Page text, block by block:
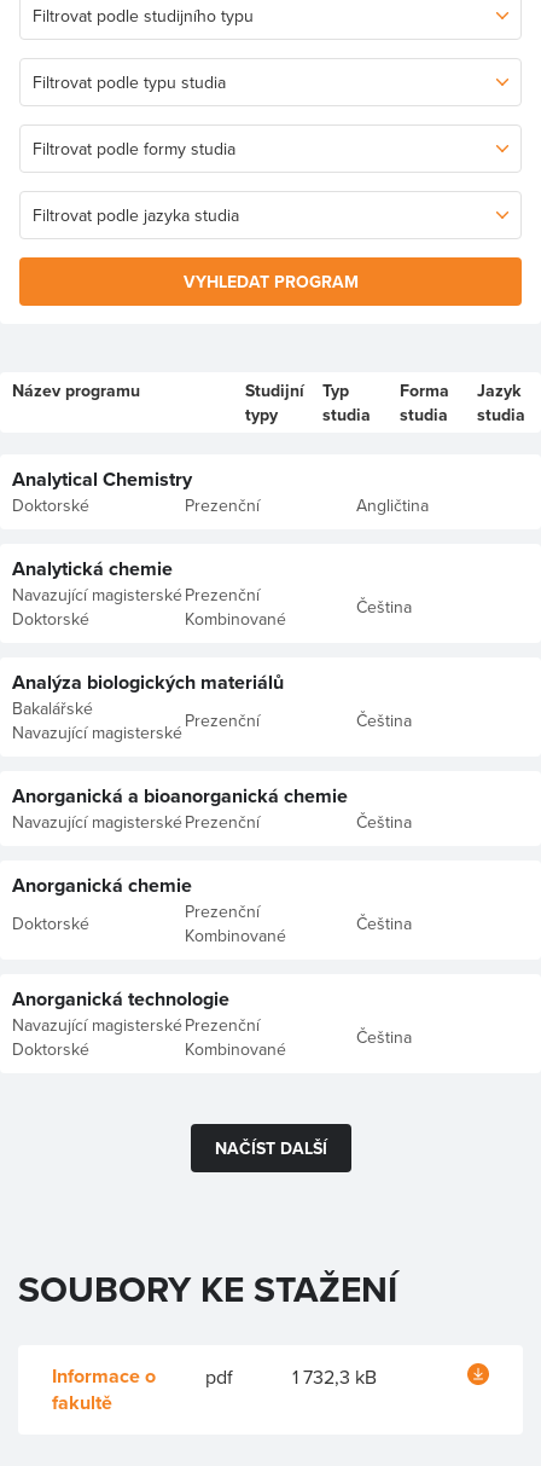
VYHLEDAT PROGRAM
Název programu
Studijní
typy
Typ
studia
Forma
studia
Jazyk
studia
Analytical Chemistry
Doktorské Prezenční Angličtina
Analytická chemie
Navazující magisterské
Doktorské
Prezenční
Kombinované
Čeština
Analýza biologických materiálů
Bakalářské
Navazující magisterskéPrezenční Čeština
Anorganická a bioanorganická chemie
Navazující magisterskéPrezenční Čeština
Anorganická chemie
Doktorské
Prezenční
Kombinované
Čeština
Anorganická technologie
Navazující magisterské
Doktorské
Prezenční
Kombinované
Čeština
NAČÍST DALŠÍ
SOUBORY KE STAŽENÍ
Informace o
fakultě
pdf 1 732,3 kB